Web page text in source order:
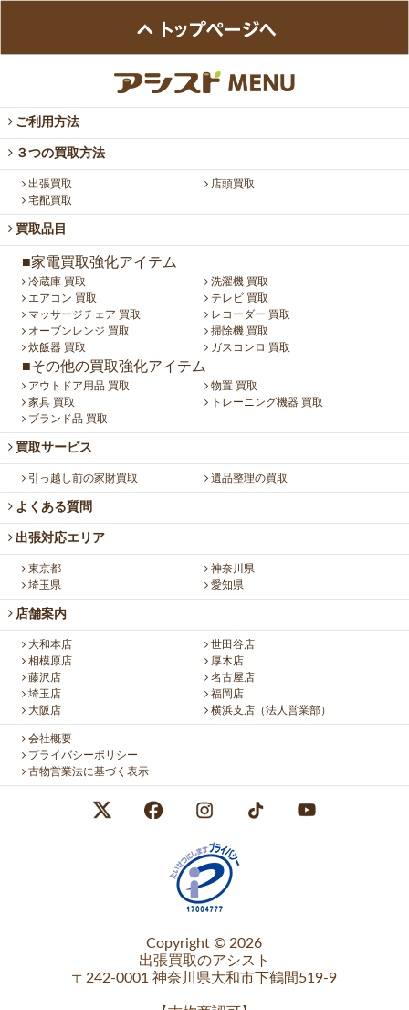
ご利用方法
３つの買取方法
出張買取
店頭買取
宅配買取
買取品目
■家電買取強化アイテム
冷蔵庫 買取
洗濯機 買取
エアコン 買取
テレビ 買取
マッサージチェア 買取
レコーダー 買取
オーブンレンジ 買取
掃除機 買取
炊飯器 買取
ガスコンロ 買取
■その他の買取強化アイテム
アウトドア用品 買取
物置 買取
家具 買取
トレーニング機器 買取
ブランド品 買取
買取サービス
引っ越し前の家財買取 遺品整理の買取
よくある質問
出張対応エリア
東京都
神奈川県
埼玉県
愛知県
店舗案内
大和本店
世田谷店
相模原店
厚木店
藤沢店
名古屋店
埼玉店
福岡店
大阪店
横浜支店（法人営業部）
会社概要
プライバシーポリシー
古物営業法に基づく表示
Copyright © 2026
出張買取のアシスト
〒242-0001 神奈川県大和市下鶴間519-9